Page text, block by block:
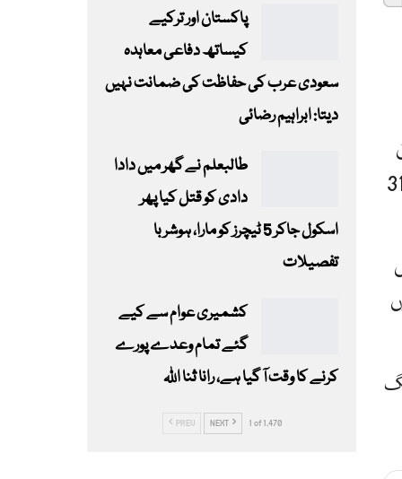
تارکین وطن کی رضاکارانہ واپسی کے لیے دی گئی مہلت 31
پاکستان اور ترکیے
کیساتھ دفاعی معاہدہ
سعودی عرب کی حفاظت کی ضمانت نہیں
دیتا: ابراہیم رضائی
طالبعلم نے گھر میں دادا
دادی کو قتل کیا پھر
اسکول جاکر 5 ٹیچرز کو مارا، ہوشربا
تفصیلات
کشمیری عوام سے کیے
گئے تمام وعدے پورے
کرنے کا وقت آ گیا ہے، رانا ثنا اللہ
PREV NEXT 1 of 1,470